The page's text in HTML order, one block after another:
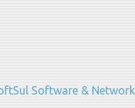
Software & Network